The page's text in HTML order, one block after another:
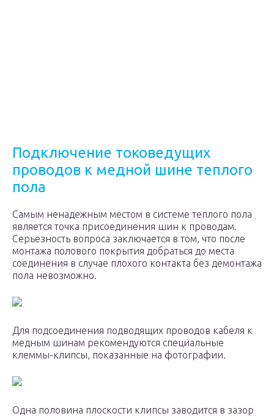
Подключение токоведущих
проводов к медной шине теплого
пола
Самым ненадежным местом в системе теплого пола
является точка присоединения шин к проводам.
Серьезность вопроса заключается в том, что после
монтажа полового покрытия добраться до места
соединения в случае плохого контакта без демонтажа
пола невозможно.
Для подсоединения подводящих проводов кабеля к
медным шинам рекомендуются специальные
клеммы-клипсы, показанные на фотографии.
Одна половина плоскости клипсы заводится в зазор